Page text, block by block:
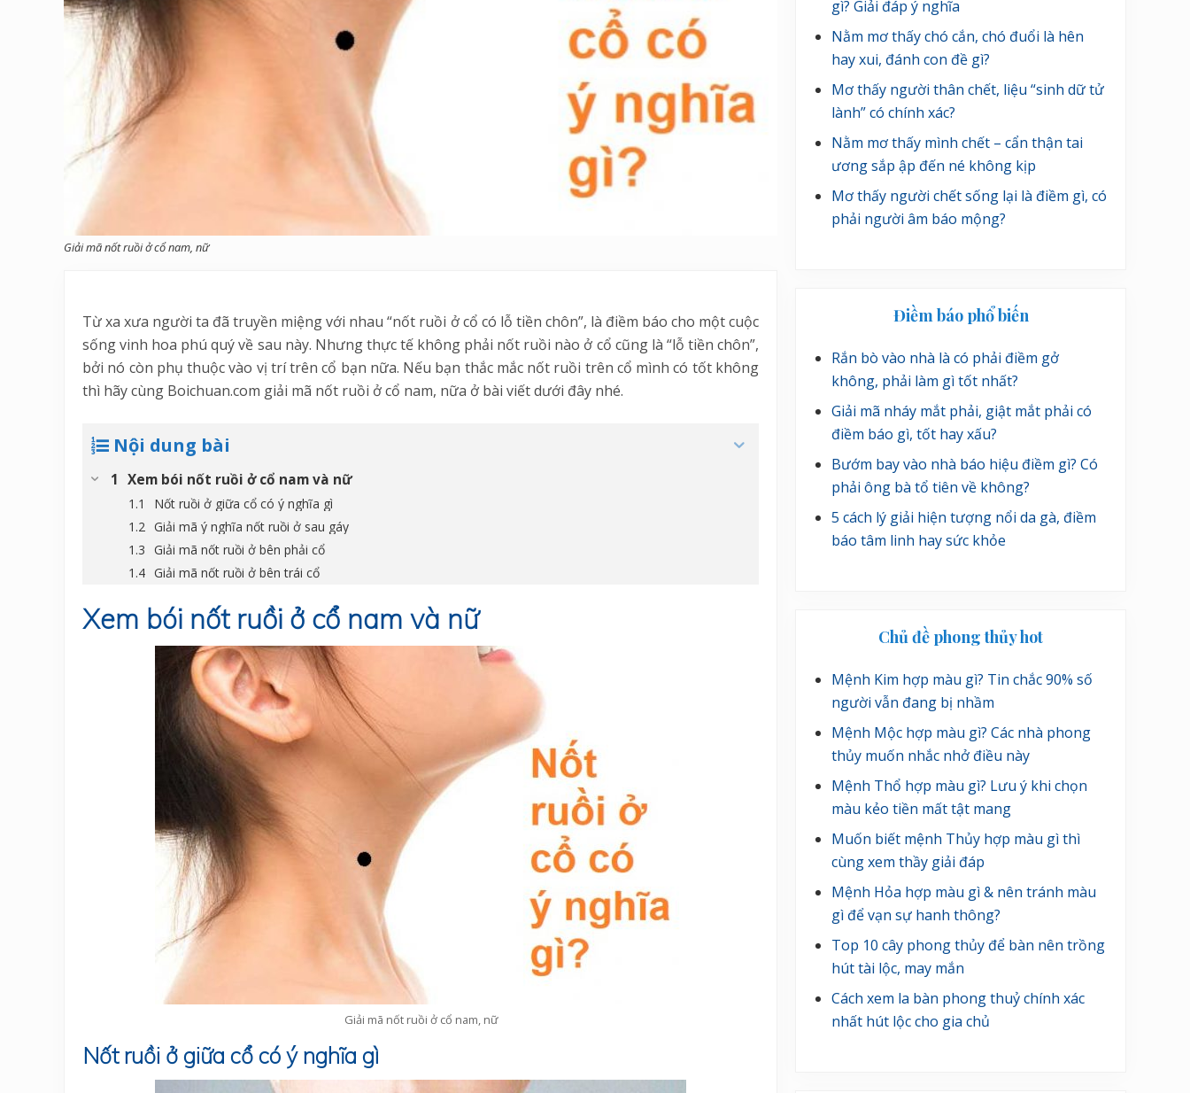
Giải mã nốt ruồi ở cổ nam, nữ
Từ xa xưa người ta đã truyền miệng với nhau “nốt ruồi ở cổ có lỗ tiền chôn”, là điềm báo cho một cuộc
sống vinh hoa phú quý về sau này. Nhưng thực tế không phải nốt ruồi nào ở cổ cũng là “lỗ tiền chôn”,
bởi nó còn phụ thuộc vào vị trí trên cổ bạn nữa. Nếu bạn thắc mắc nốt ruồi trên cổ mình có tốt không
thì hãy cùng Boichuan.com giải mã nốt ruồi ở cổ nam, nữa ở bài viết dưới đây nhé.
Nội dung bài
Xem bói nốt ruồi ở cổ nam và nữ
Nốt ruồi ở giữa cổ có ý nghĩa gì
Giải mã ý nghĩa nốt ruồi ở sau gáy
Giải mã nốt ruồi ở bên phải cổ
Giải mã nốt ruồi ở bên trái cổ
Xem bói nốt ruồi ở cổ nam và nữ
Giải mã nốt ruồi ở cổ nam, nữ
Nốt ruồi ở giữa cổ có ý nghĩa gì
gì? Giải đáp ý nghĩa
Nằm mơ thấy chó cắn, chó đuổi là hên
hay xui, đánh con đề gì?
Mơ thấy người thân chết, liệu “sinh dữ tử
lành” có chính xác?
Nằm mơ thấy mình chết – cẩn thận tai
ương sắp ập đến né không kịp
Mơ thấy người chết sống lại là điềm gì, có
phải người âm báo mộng?
Điềm báo phổ biến
Rắn bò vào nhà là có phải điềm gở
không, phải làm gì tốt nhất?
Giải mã nháy mắt phải, giật mắt phải có
điềm báo gì, tốt hay xấu?
Bướm bay vào nhà báo hiệu điềm gì? Có
phải ông bà tổ tiên về không?
5 cách lý giải hiện tượng nổi da gà, điềm
báo tâm linh hay sức khỏe
Chủ đề phong thủy hot
Mệnh Kim hợp màu gì? Tin chắc 90% số
người vẫn đang bị nhầm
Mệnh Mộc hợp màu gì? Các nhà phong
thủy muốn nhắc nhở điều này
Mệnh Thổ hợp màu gì? Lưu ý khi chọn
màu kẻo tiền mất tật mang
Muốn biết mệnh Thủy hợp màu gì thì
cùng xem thầy giải đáp
Mệnh Hỏa hợp màu gì & nên tránh màu
gì để vạn sự hanh thông?
Top 10 cây phong thủy để bàn nên trồng
hút tài lộc, may mắn
Cách xem la bàn phong thuỷ chính xác
nhất hút lộc cho gia chủ